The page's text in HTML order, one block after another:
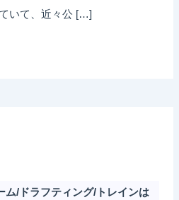
いて、近々公 […]
ム/ドラフティング/トレインは